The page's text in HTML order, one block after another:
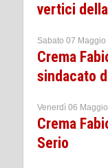
vertici
Sabato 07 Maggio
Crema
sindacato
Venerdì 06
Crema
Serio